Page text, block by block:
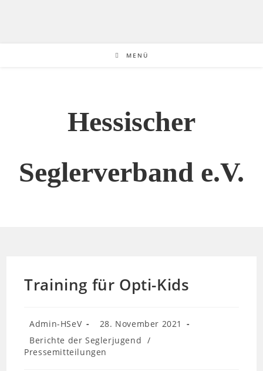
MENÜ
Hessischer
Seglerverband e.V.
Training für Opti-Kids
Beitrags-
Admin-HSeV
Beitrag
28. November 2021
Beitrags-
Kategorie:
Berichte der Seglerjugend /
Pressemitteilungen